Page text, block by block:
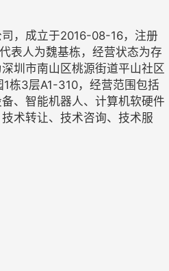
，成立于2016-08-16，注册
表人为魏基栋，经营状态为存
圳市南山区桃源街道平山社区
栋3层A1-310，经营范围包括
、智能机器人、计算机软硬件
术转让、技术咨询、技术服